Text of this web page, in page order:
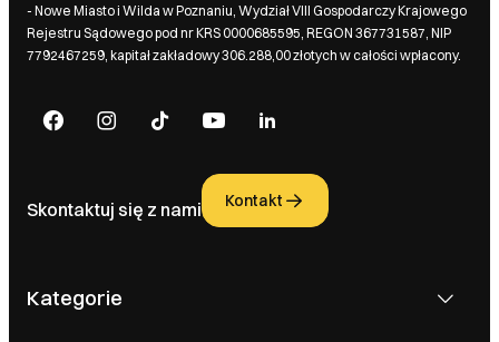
- Nowe Miasto i Wilda w Poznaniu, Wydział VIII Gospodarczy Krajowego
Rejestru Sądowego pod nr KRS 0000685595, REGON 367731587, NIP
7792467259, kapitał zakładowy 306.288,00 złotych w całości wpłacony.
Skontaktuj się z nami Kontakt
Kategorie